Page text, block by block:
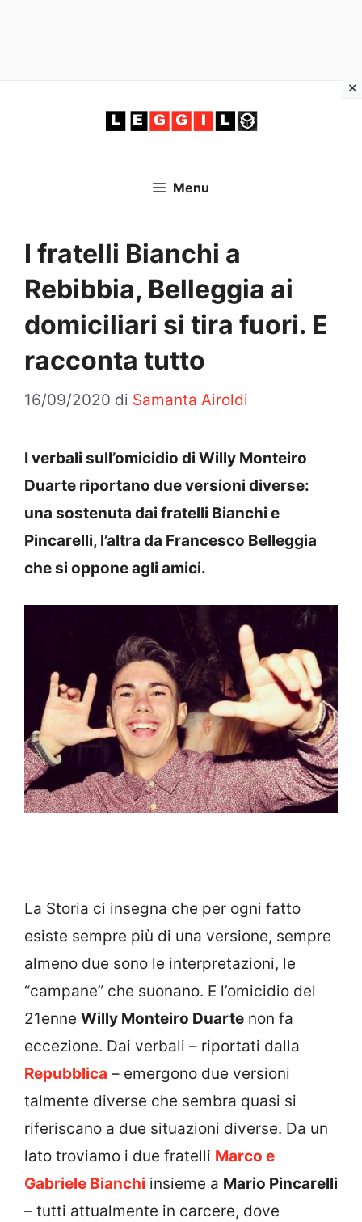
Menu
I fratelli Bianchi a
Rebibbia, Belleggia ai
domiciliari si tira fuori. E
racconta tutto
16/09/2020 di Samanta Airoldi
I verbali sull’omicidio di Willy Monteiro
Duarte riportano due versioni diverse:
una sostenuta dai fratelli Bianchi e
Pincarelli, l’altra da Francesco Belleggia
che si oppone agli amici.
La Storia ci insegna che per ogni fatto
esiste sempre più di una versione, sempre
almeno due sono le interpretazioni, le
“campane” che suonano. E l’omicidio del
21enne Willy Monteiro Duarte non fa
eccezione. Dai verbali – riportati dalla
Repubblica – emergono due versioni
talmente diverse che sembra quasi si
riferiscano a due situazioni diverse. Da un
lato troviamo i due fratelli Marco e
Gabriele Bianchi insieme a Mario Pincarelli
– tutti attualmente in carcere, dove